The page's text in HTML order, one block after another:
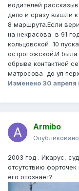
водителей
депо и сразу вышли
8 маршрута.Если
на некрасова в 91
кольцовской 10
острогожской.И была
обрыва контактной
матросова до ул
Изменено 30 апреля
Armibo
Опубликовано
2003 год . Икарус,
отсутствию
его опознает?